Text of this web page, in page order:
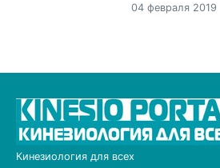
04 февраля 2019
Кинезиология для всех